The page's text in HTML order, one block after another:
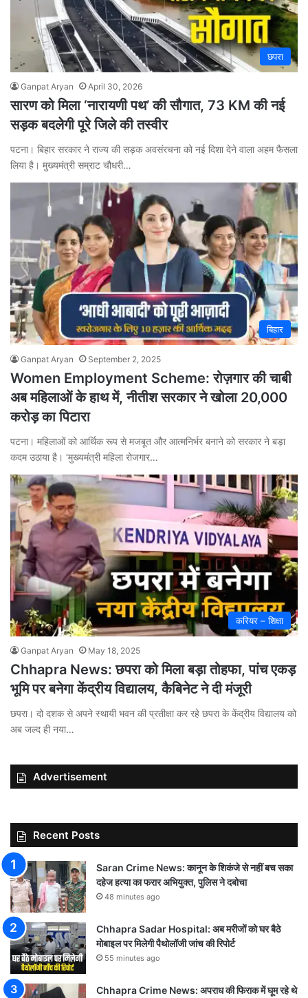
छपरा
Ganpat Aryan April 30, 2026
सारण को मिला ‘नारायणी पथ’ की सौगात, 73 KM की नई
सड़क बदलेगी पूरे जिले की तस्वीर
पटना। बिहार सरकार ने राज्य की सड़क अवसंरचना को नई दिशा देने वाला अहम फैसला
लिया है। मुख्यमंत्री सम्राट चौधरी…
बिहार
Ganpat Aryan September 2, 2025
Women Employment Scheme: रोज़गार की चाबी
अब महिलाओं के हाथ में, नीतीश सरकार ने खोला 20,000
करोड़ का पिटारा
पटना। महिलाओं को आर्थिक रूप से मजबूत और आत्मनिर्भर बनाने को सरकार ने बड़ा
कदम उठाया है। ‘मुख्यमंत्री महिला रोजगार…
करियर – शिक्षा
Ganpat Aryan May 18, 2025
Chhapra News: छपरा को मिला बड़ा तोहफा, पांच एकड़
भूमि पर बनेगा केंद्रीय विद्यालय, कैबिनेट ने दी मंजूरी
छपरा। दो दशक से अपने स्थायी भवन की प्रतीक्षा कर रहे छपरा के केंद्रीय विद्यालय को
अब जल्द ही नया…
Advertisement
Recent Posts
Saran Crime News: कानून के शिकंजे से नहीं बच सका
दहेज हत्या का फरार अभियुक्त, पुलिस ने दबोचा
48 minutes ago
Chhapra Sadar Hospital: अब मरीजों को घर बैठे
मोबाइल पर मिलेगी पैथोलॉजी जांच की रिपोर्ट
55 minutes ago
Chhapra Crime News: अपराध की फिराक में घूम रहे थे